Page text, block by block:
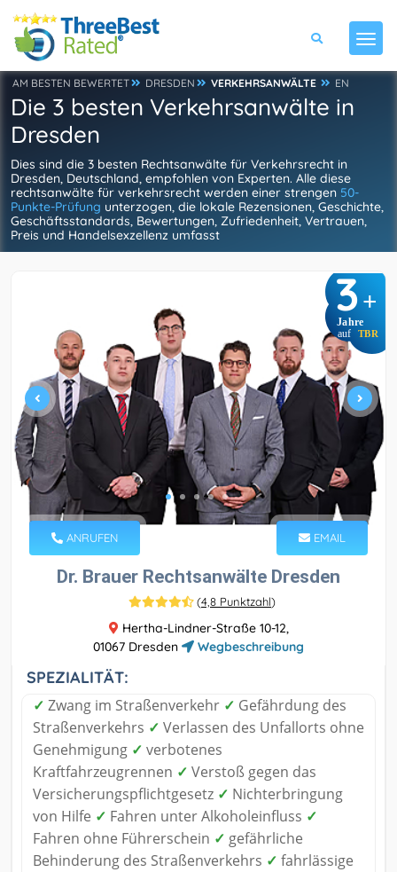
AM BESTEN BEWERTET DRESDEN VERKEHRSANWÄLTE EN
Die 3 besten Verkehrsanwälte in
Dresden
Dies sind die 3 besten Rechtsanwälte für Verkehrsrecht in
Dresden, Deutschland, empfohlen von Experten. Alle diese
rechtsanwälte für verkehrsrecht werden einer strengen 50-
Punkte-Prüfung unterzogen, die lokale Rezensionen, Geschichte,
Geschäftsstandards, Bewertungen, Zufriedenheit, Vertrauen,
Preis und Handelsexzellenz umfasst
3+
Jahre
auf TBR
ANRUFEN EMAIL
Dr. Brauer Rechtsanwälte Dresden
(4,8 Punktzahl)
Hertha-Lindner-Straße 10-12,
01067 Dresden
Wegbeschreibung
SPEZIALITÄT:
✓ Zwang im Straßenverkehr ✓ Gefährdung des
Straßenverkehrs ✓ Verlassen des Unfallorts ohne
Genehmigung ✓ verbotenes
Kraftfahrzeugrennen ✓ Verstoß gegen das
Versicherungspflichtgesetz ✓ Nichterbringung
von Hilfe ✓ Fahren unter Alkoholeinfluss ✓
Fahren ohne Führerschein ✓ gefährliche
Behinderung des Straßenverkehrs ✓ fahrlässige